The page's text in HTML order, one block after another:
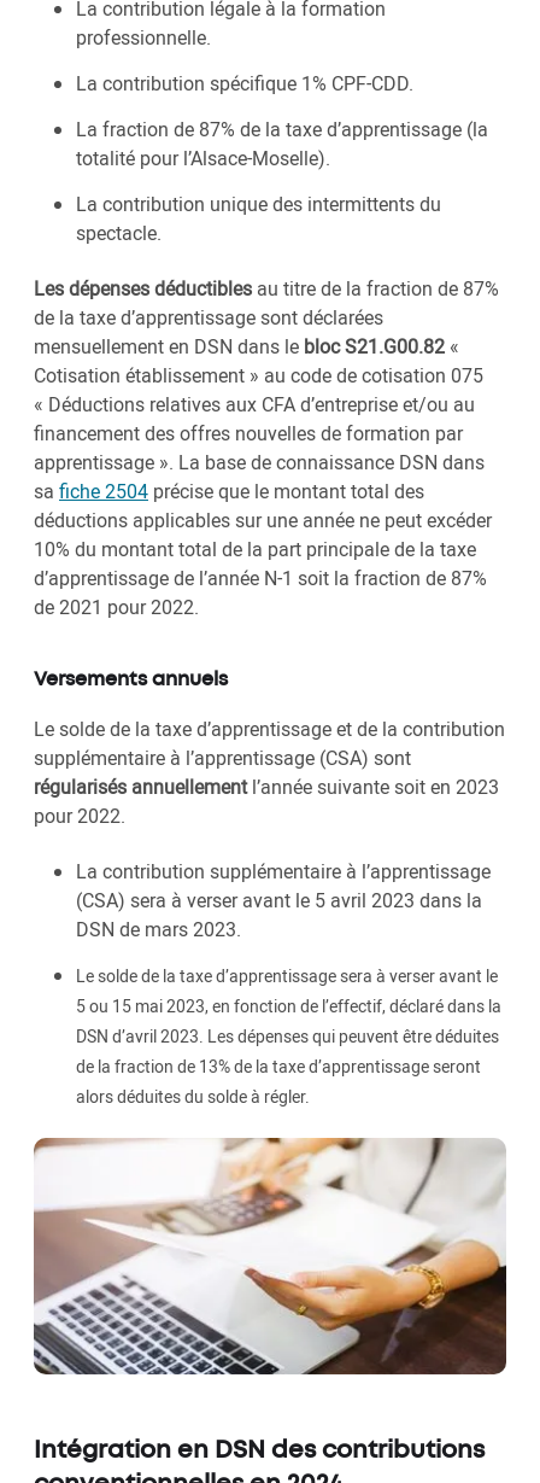
La contribution légale à la formation
professionnelle.
La contribution spécifique 1% CPF-CDD.
La fraction de 87% de la taxe d’apprentissage (la
totalité pour l’Alsace-Moselle).
La contribution unique des intermittents du
spectacle.
Les dépenses déductibles au titre de la fraction de 87%
de la taxe d’apprentissage sont déclarées
mensuellement en DSN dans le bloc S21.G00.82 «
Cotisation établissement » au code de cotisation 075
« Déductions relatives aux CFA d’entreprise et/ou au
financement des offres nouvelles de formation par
apprentissage ». La base de connaissance DSN dans
sa fiche 2504 précise que le montant total des
déductions applicables sur une année ne peut excéder
10% du montant total de la part principale de la taxe
d’apprentissage de l’année N-1 soit la fraction de 87%
de 2021 pour 2022.
Versements annuels
Le solde de la taxe d’apprentissage et de la contribution
supplémentaire à l’apprentissage (CSA) sont
régularisés annuellementl’année suivante soit en 2023
pour 2022.
La contribution supplémentaire à l’apprentissage
(CSA) sera à verser avant le 5 avril 2023 dans la
DSN de mars 2023.
Le solde de la taxe d’apprentissage sera à verser avant le
5 ou 15 mai 2023, en fonction de l’effectif, déclaré dans la
DSN d’avril 2023. Les dépenses qui peuvent être déduites
de la fraction de 13% de la taxe d’apprentissage seront
alors déduites du solde à régler.
Intégration en DSN des contributions